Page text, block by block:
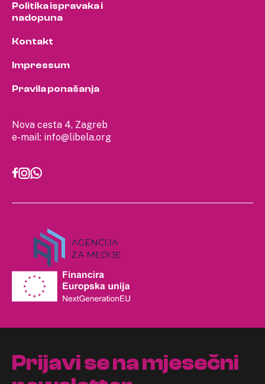
Nova cesta 4, Zagreb
e-mail: info@libela.org
Politika ispravaka i
nadopuna
Kontakt
Impressum
Pravila ponašanja
Prijavi se na mjesečni